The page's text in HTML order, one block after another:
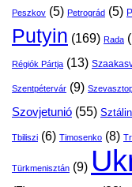
Peszkov (5) Petrográd (5)
Putyin (169) Rada
Régiók Pártja (13)
Szentpétervár (9)
Szovjetunió (55) Sztálin
Tbiliszi (6) Timosenko (8)
Türkmenisztán (9)